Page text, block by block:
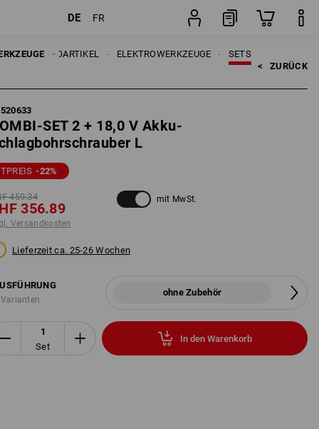
DE FR
SETS
ELEKTROWERKZEUGE
ELEKTROARTIKEL
< ZURÜCK
SET 2 + 18,0 V Akku-
L
-22%
459.34
356.89
Versandkosten
mit MwSt.
Lieferzeit ca. 25-26 Wochen
ohne Zubehör
Set
In den Warenkorb